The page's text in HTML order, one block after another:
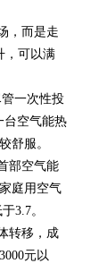
，而是走
，可以满
一次性投
台空气能热
舒服。
部空气能
庭用空气
3.7。
转移，成
元以